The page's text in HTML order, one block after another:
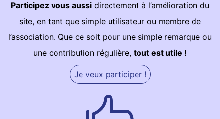
Participez vous aussi directement à l’amélioration du
site, en tant que simple utilisateur ou membre de
l’association. Que ce soit pour une simple remarque ou
une contribution régulière, tout est utile !
Je veux participer !